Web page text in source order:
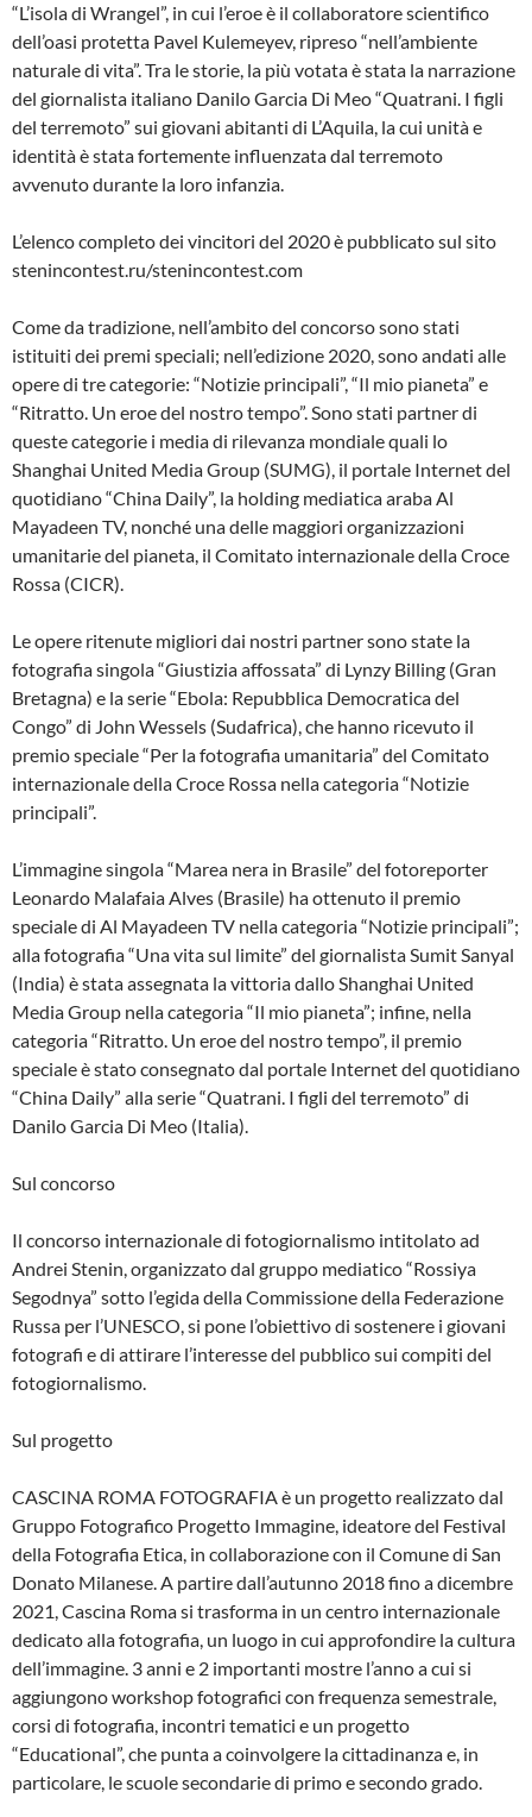
“L’isola di Wrangel”, in cui l’eroe è il collaboratore scientifico
dell’oasi protetta Pavel Kulemeyev, ripreso “nell’ambiente
naturale di vita”. Tra le storie, la più votata è stata la narrazione
del giornalista italiano Danilo Garcia Di Meo “Quatrani. I figli
del terremoto” sui giovani abitanti di L’Aquila, la cui unità e
identità è stata fortemente influenzata dal terremoto
avvenuto durante la loro infanzia.
L’elenco completo dei vincitori del 2020 è pubblicato sul sito
stenincontest.ru/stenincontest.com
Come da tradizione, nell’ambito del concorso sono stati
istituiti dei premi speciali; nell’edizione 2020, sono andati alle
opere di tre categorie: “Notizie principali”, “Il mio pianeta” e
“Ritratto. Un eroe del nostro tempo”. Sono stati partner di
queste categorie i media di rilevanza mondiale quali lo
Shanghai United Media Group (SUMG), il portale Internet del
quotidiano “China Daily”, la holding mediatica araba Al
Mayadeen TV, nonché una delle maggiori organizzazioni
umanitarie del pianeta, il Comitato internazionale della Croce
Rossa (CICR).
Le opere ritenute migliori dai nostri partner sono state la
fotografia singola “Giustizia affossata” di Lynzy Billing (Gran
Bretagna) e la serie “Ebola: Repubblica Democratica del
Congo” di John Wessels (Sudafrica), che hanno ricevuto il
premio speciale “Per la fotografia umanitaria” del Comitato
internazionale della Croce Rossa nella categoria “Notizie
principali”.
L’immagine singola “Marea nera in Brasile” del fotoreporter
Leonardo Malafaia Alves (Brasile) ha ottenuto il premio
speciale di Al Mayadeen TV nella categoria “Notizie principali”;
alla fotografia “Una vita sul limite” del giornalista Sumit Sanyal
(India) è stata assegnata la vittoria dallo Shanghai United
Media Group nella categoria “Il mio pianeta”; infine, nella
categoria “Ritratto. Un eroe del nostro tempo”, il premio
speciale è stato consegnato dal portale Internet del quotidiano
“China Daily” alla serie “Quatrani. I figli del terremoto” di
Danilo Garcia Di Meo (Italia).
Sul concorso
Il concorso internazionale di fotogiornalismo intitolato ad
Andrei Stenin, organizzato dal gruppo mediatico “Rossiya
Segodnya” sotto l’egida della Commissione della Federazione
Russa per l’UNESCO, si pone l’obiettivo di sostenere i giovani
fotografi e di attirare l’interesse del pubblico sui compiti del
fotogiornalismo.
Sul progetto
CASCINA ROMA FOTOGRAFIA è un progetto realizzato dal
Gruppo Fotografico Progetto Immagine, ideatore del Festival
della Fotografia Etica, in collaborazione con il Comune di San
Donato Milanese. A partire dall’autunno 2018 fino a dicembre
2021, Cascina Roma si trasforma in un centro internazionale
dedicato alla fotografia, un luogo in cui approfondire la cultura
dell’immagine. 3 anni e 2 importanti mostre l’anno a cui si
aggiungono workshop fotografici con frequenza semestrale,
corsi di fotografia, incontri tematici e un progetto
“Educational”, che punta a coinvolgere la cittadinanza e, in
particolare, le scuole secondarie di primo e secondo grado.